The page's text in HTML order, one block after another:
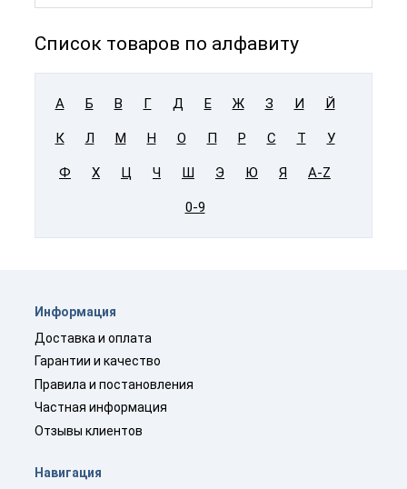
Список товаров по алфавиту
А Б В Г Д Е Ж З И Й
К Л М Н О П Р С Т У
Ф Х Ц Ч Ш Э Ю Я A-Z
0-9
Информация
Доставка и оплата
Гарантии и качество
Правила и постановления
Частная информация
Отзывы клиентов
Навигация